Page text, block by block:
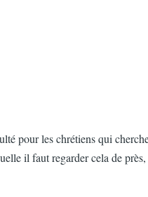
pour les chrétiens qui
il faut regarder cela de